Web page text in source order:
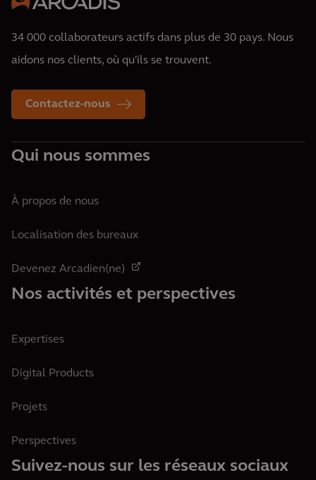
34 000 collaborateurs actifs dans plus de 30 pays. Nous
aidons nos clients, où qu'ils se trouvent.
Contactez-nous
Qui nous sommes
À propos de nous
Localisation des bureaux
Devenez Arcadien(ne)
Nos activités et perspectives
Expertises
Digital Products
Projets
Perspectives
Suivez-nous sur les réseaux sociaux